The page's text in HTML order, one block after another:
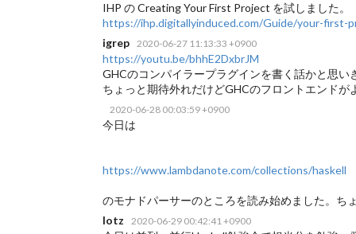
IHP の Creating Your First Project を試しました。
https://ihp.digitallyinduced.com/Guide/your-first-
igrep
2020-06-27 11:13:33 +0900
https://youtu.be/bhhE2DxbrJM
GHCのコンパイラープラグインを書く話かと思
ちょっと期待外れだけどGHCのフロントエンドが
2020-06-28 00:03:59 +0900
今日は
https://www.lambdanote.com/collections/haskell
のモナドパーサーのところを読み始めました。ち
lotz
2020-06-29 00:42:41 +0900